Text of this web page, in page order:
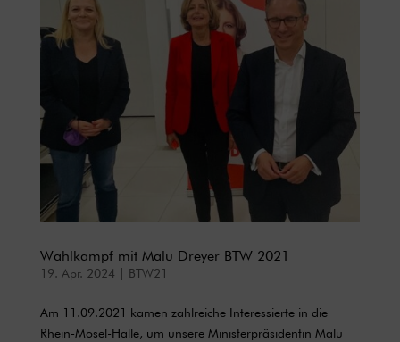
Wahlkampf mit Malu Dreyer BTW 2021
19. Apr. 2024 BTW21
Am 11.09.2021 kamen zahlreiche Interessierte in die
Rhein-Mosel-Halle, um unsere Ministerpräsidentin Malu